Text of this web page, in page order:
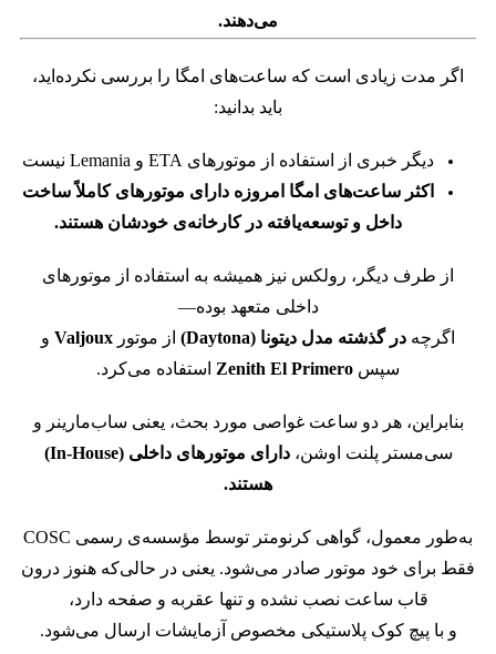
می‌دهند.
اگر مدت زیادی است که ساعت‌های امگا را بررسی نکرده‌اید،
باید بدانید:
دیگر خبری از استفاده از موتورهای ETA و Lemania نیست
اکثر ساعت‌های امگا امروزه دارای موتورهای کاملاً ساخت
داخل و توسعه‌یافته در کارخانه‌ی خودشان هستند.
از طرف دیگر، رولکس نیز همیشه به استفاده از موتورهای
داخلی متعهد بوده—
اگرچه در گذشته مدل دیتونا (Daytona) از موتور Valjoux و
سپس Zenith El Primero استفاده می‌کرد.
بنابراین، هر دو ساعت غواصی مورد بحث، یعنی ساب‌مارینر و
سی‌مستر پلنت اوشن،
دارای موتورهای داخلی (In-House)
هستند.
به‌طور معمول، گواهی کرنومتر توسط مؤسسه‌ی رسمی COSC
فقط برای خود موتور صادر می‌شود. یعنی در حالی‌که هنوز درون
قاب ساعت نصب نشده و تنها عقربه و صفحه دارد،
و با پیچ کوک پلاستیکی مخصوص آزمایشات ارسال می‌شود.